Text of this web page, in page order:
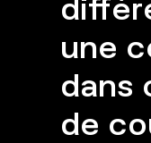
une
dans
de